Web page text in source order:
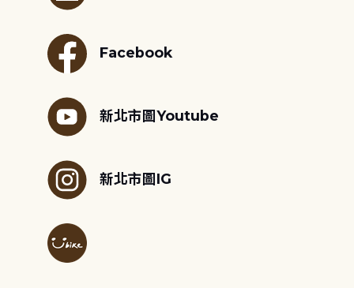
Facebook
新北市圖Youtube
新北市圖IG